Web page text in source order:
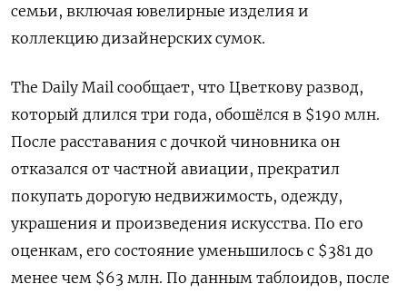
семьи, включая ювелирные изделия и
коллекцию дизайнерских сумок.
The Daily Mail сообщает, что Цветкову развод,
который длился три года, обошёлся в $190 млн.
После расставания с дочкой чиновника он
отказался от частной авиации, прекратил
покупать дорогую недвижимость, одежду,
украшения и произведения искусства. По его
оценкам, его состояние уменьшилось с $381 до
менее чем $63 млн. По данным таблоидов, после